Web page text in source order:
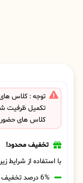
توجه : کلاس
تکمیل ظرفیت
کلاس های
تخفیف محدود!
با استفاده از شرایط زیر از 13 درصد تخفیف بهره مند
6% درصد تخفیف با استفاده از کد تخفیف 20806